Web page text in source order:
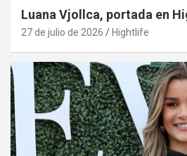
Luana Vjollca, portada en
27 de julio de 2026 Hightlife